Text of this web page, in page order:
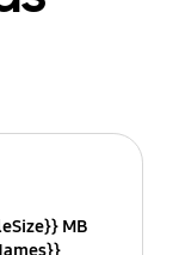
MB